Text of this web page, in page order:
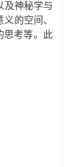
及神秘学与
的空间、
思考等。此